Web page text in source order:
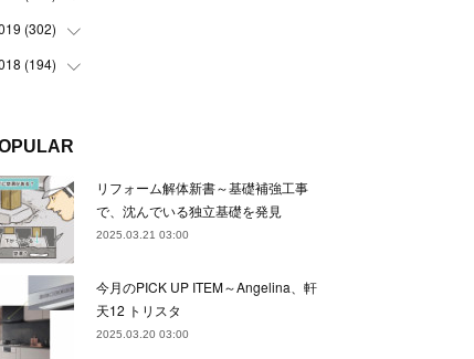
(23
(24
(22)
(22 )
(25)
(21
(24
(21)
(24)
(21)
(23)
(22
(23
(23)
(22)
(24)
(21)
(23
(22
(23)
(22)
(23)
(24)
(24
(22
(24)
(24)
(23)
(21)
(
(302)
(23
(21)
(27)
(22)
(33)
( 28
(194)
(32
(36)
)
(34)
( 8
リフォーム解体新書～基礎補強工事
で、沈んでいる独立基礎を発見
2025.03.21 03:00
今月のPICK UP ITEM～Angelina、軒
天12 トリスタ
2025.03.20 03:00